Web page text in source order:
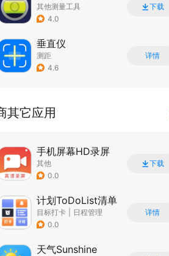
其他测量工具
4.0
下载
垂直仪
测距
4.6
详情
其它应用
手机屏幕HD录屏
其他
0.0
下载
计划ToDoList清单
目标打卡
日程管理
0.0
详情
天气Sunshine